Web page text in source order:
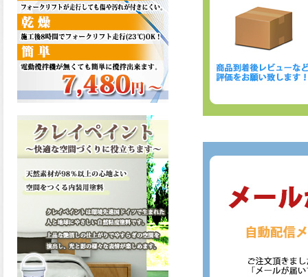
ちらから。
2026.05.26
コンクリート特有の質感やム
ラ感と溶け合うように広がる
色彩が床と壁を印象的に仕上
げる、アクアカラー デュオト
ーンが新しく販売開始致しま
2026.03.13
滑らかな塗膜は従来の屋根用
塗料と比べ、滑らかな塗膜表
面を形成し、光沢が高く、抜
群の仕上がり性を提供、一液
プレミアムルーフシリコンが
新しく販売開始致しました。
ご購入はこちらから。
2026.03.12
無機顔料の表面を高緻密ダブ
ルシールド層でガードするこ